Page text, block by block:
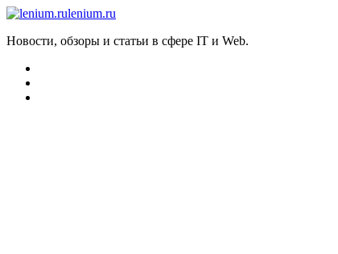
lenium.ru
Новости, обзоры и статьи в сфере IT и Web.